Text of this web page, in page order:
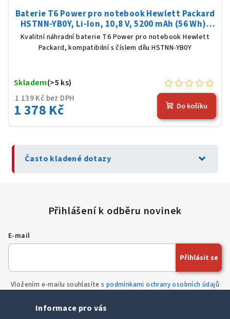
Baterie T6 Power pro notebook Hewlett Packard
HSTNN-YB0Y, Li-Ion, 10,8 V, 5200 mAh (56 Wh),
černá
Kvalitní náhradní baterie T6 Power pro notebook Hewlett
Packard, kompatibilní s číslem dílu HSTNN-YB0Y
1 139 Kč bez DPH
1 378 Kč
Skladem(>5 ks)
Do košíku
Často kladené dotazy expand_more
E-mail
Vložením e-mailu souhlasíte s podmínkami ochrany osobních údajů
Přihlásit se
Informace pro vás